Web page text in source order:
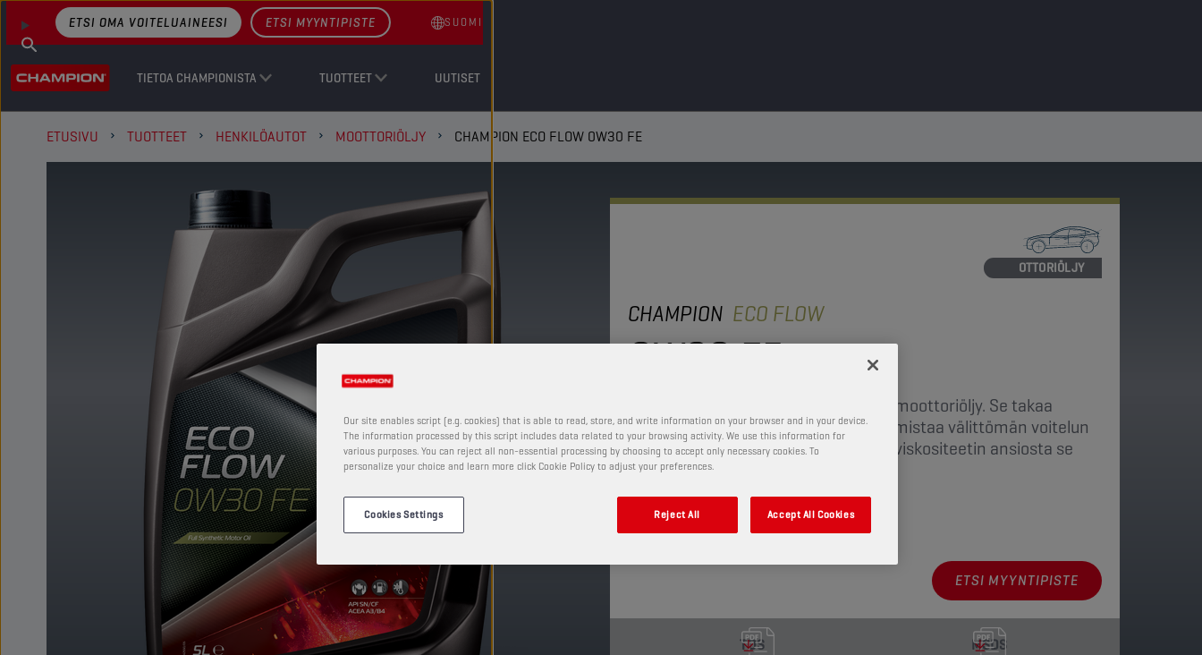
TIETOA CHAMPIONISTA TUOTTEET UUTISET
ETSI OMA VOITELUAINEESI ETSI MYYNTIPISTE SUOMI
ETUSIVU TUOTTEET HENKILÖAUTOT MOOTTORIÖLJY CHAMPION ECO FLOW 0W30 FE
MOOTTORIÖLJY
CHAMPION ECO FLOW
0W30 FE
Täyssynteettinen uuden sukupolven moottoriöljy. Se takaa
erinomaisen juoksevuuden, mikä varmistaa välittömän voitelun
heti käynnistyksen jälkeen. Alhaisen viskositeetin ansiosta se
myös säästää polttoainetta.
TUOTE: 14105
Katso saatavilla olevat koot ja pakkaukset
ETSI MYYNTIPISTE
TDS MSDS
Our site enables script (e.g. cookies) that is able to read, store, and write information on your browser and in your device.
The information processed by this script includes data related to your browsing activity. We use this information for
various purposes. You can reject all non-essential processing by choosing to accept only necessary cookies. To
personalize your choice and learn more click Cookie Policy to adjust your preferences.
Cookies Settings Reject All Accept All Cookies